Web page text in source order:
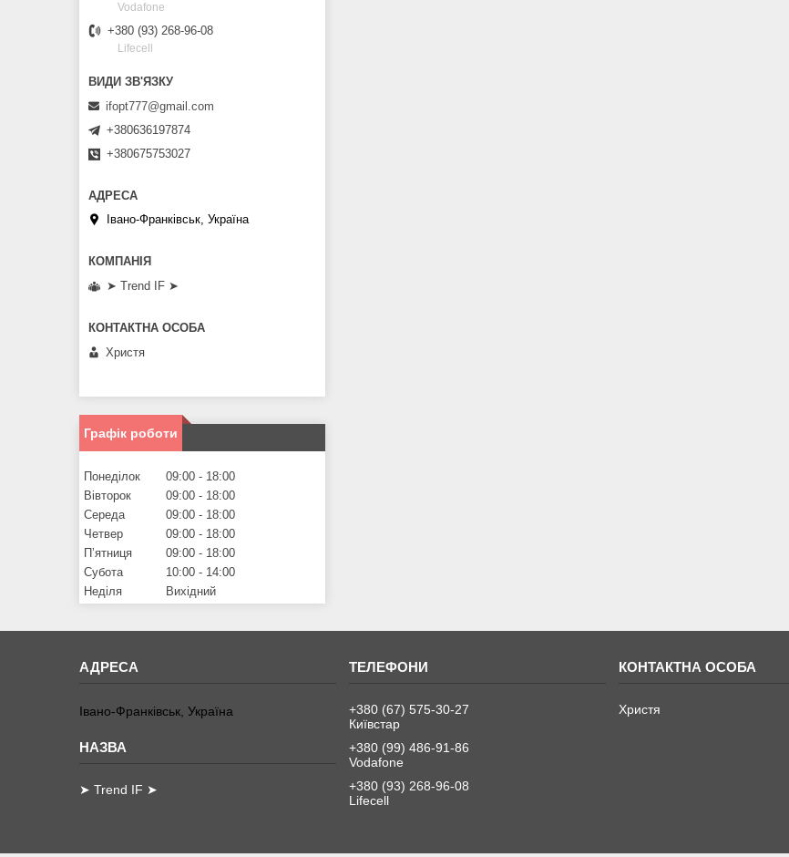
Vodafone
+380 (93) 268-96-08
Lifecell
ifopt777@gmail.com
+380636197874
+380675753027
Івано-Франківськ, Україна
➤ Trend IF ➤
Христя
Графік роботи
Понеділок 09:00
18:00
Вівторок
09:00
18:00
Середа
09:00
18:00
Четвер
09:00
18:00
Пʼятниця
09:00
18:00
Субота
10:00
14:00
Неділя
Вихідний
Івано-Франківськ, Україна
➤ Trend IF ➤
+380 (67) 575-30-27
Київстар
+380 (99) 486-91-86
Vodafone
+380 (93) 268-96-08
Lifecell
Христя